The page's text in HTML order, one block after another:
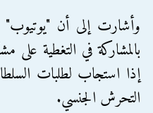
وأشارت إلى أن
بالمشاركة في التغطية
إذا استجاب لطلبات
التحرش الجنسي.